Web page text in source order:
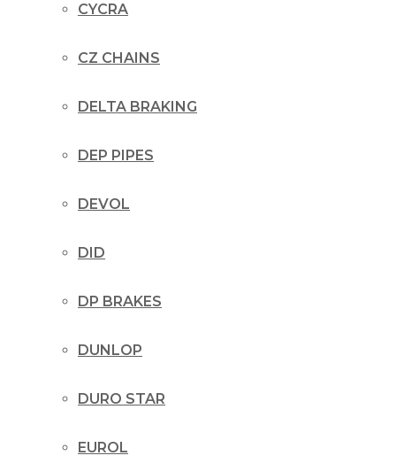
CYCRA
CZ CHAINS
DELTA BRAKING
DEP PIPES
DEVOL
DID
DP BRAKES
DUNLOP
DURO STAR
EUROL